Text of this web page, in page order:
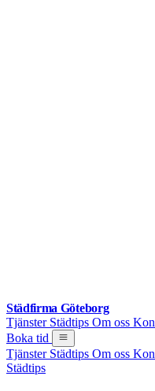
Städfirma Göteborg
Tjänster Städtips Om oss
Boka tid
Tjänster Städtips Om oss
Städtips